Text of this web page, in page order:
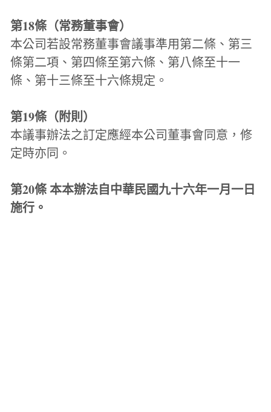
第18條（常務董事會）
本公司若設常務董事會議事準用第二條、第三
條第二項、第四條至第六條、第八條至十一
條、第十三條至十六條規定。
第19條（附則）
本議事辦法之訂定應經本公司董事會同意，修
定時亦同。
第20條 本本辦法自中華民國九十六年一月一日
施行。